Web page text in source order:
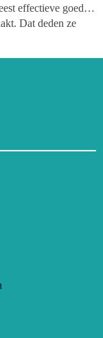
effectieve goede
Dat deden ze
en Future
was erbij.